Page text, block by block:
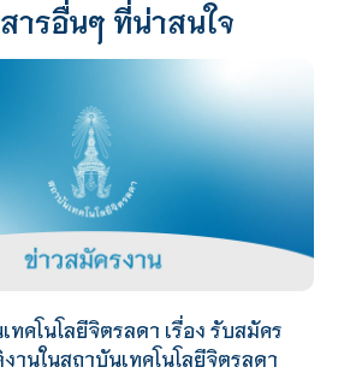
ารอื่นๆ ที่น่าสนใจ
ทคโนโลยีจิตรลดา เรื่อง รับสมัคร
านในสถาบันเทคโนโลยีจิตรลดา